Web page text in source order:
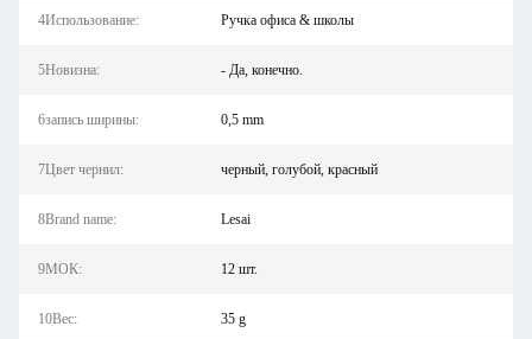
4Использование: Ручка офиса & школы
5Новизна: - Да, конечно.
6запись ширины: 0,5 mm
7Цвет чернил: черный, голубой, красный
8Brand name: Lesai
9МОК: 12 шт.
10Вес: 35 g